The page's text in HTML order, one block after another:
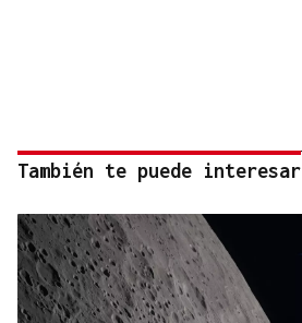
También te puede interesar